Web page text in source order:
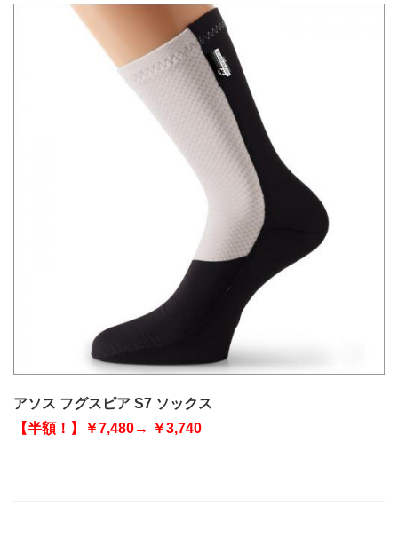
アソス フグスピア S7 ソックス
【半額！】￥7,480→ ￥3,740